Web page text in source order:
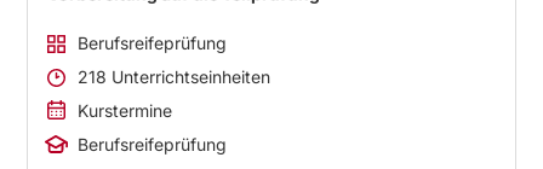
Berufsreifeprüfung
218 Unterrichtseinheiten
Kurstermine
Berufsreifeprüfung